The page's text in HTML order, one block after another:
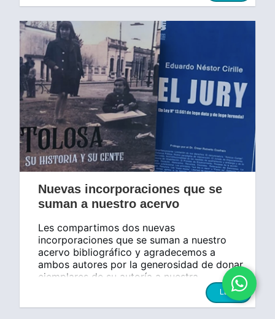
Nuevas incorporaciones que se
suman a nuestro acervo
Les compartimos dos nuevas
incorporaciones que se suman a nuestro
acervo bibliográfico y agradecemos a
ambos autores por la generosidad de donar
ejemplares de su autoría a nuestra
LEER